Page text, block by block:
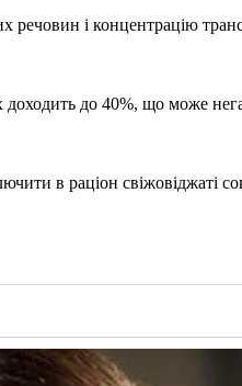
речовин і концентрацію
до 40%, що може
в раціон свіжовіджаті